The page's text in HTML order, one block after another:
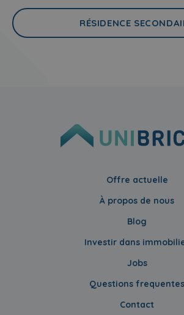
RÉSIDENCE
Offre actuelle
À propos de nous
Blog
Investir dans
Jobs
Questions frequentes
Contact